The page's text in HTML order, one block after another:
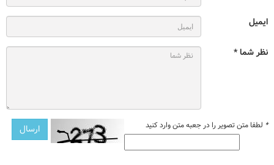
ایمیل
نظر شما *
* لطفا متن تصویر را در جعبه متن وارد کنید